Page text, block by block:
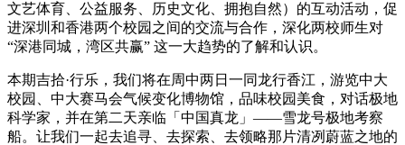
文艺体育、公益服务、历史文化、拥抱自然）的互动活动，促
进深圳和香港两个校园之间的交流与合作，深化两校师生对
“深港同城，湾区共赢” 这一大趋势的了解和认识。
本期吉拾·行乐，我们将在周中两日一同龙行香江，游览中大
校园、中大赛马会气候变化博物馆，品味校园美食，对话极地
科学家，并在第二天亲临「中国真龙」——雪龙号极地考察
船。让我们一起去追寻、去探索、去领略那片清冽蔚蓝之地的